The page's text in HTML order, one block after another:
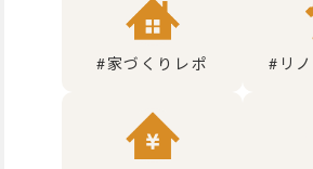
#家づくりレポ #リ